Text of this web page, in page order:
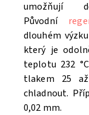
umožňují
Původní
dlouhém
který je
teplotu 232
tlakem 25
chladnout.
0,02 mm.